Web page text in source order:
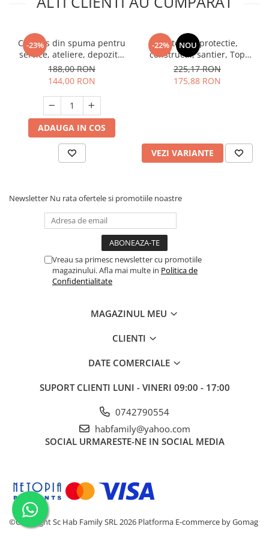
Unelte Gradinarit
Aparate de aer conditionat
Ventilatoare
Zootehnie
Incubatoare oua
-23%
Covoras din spuma pentru
service, ateliere, depozite,
2,36m lungime, Tolsen
188,00 RON
144,00 RON
ADAUGA IN COS
-22% NOU
Pantofi de protectie,
constructii, santier, Top
Master WSL1P
225,17 RON
175,88 RON
VEZI VARIANTE
Newsletter Nu rata ofertele si promotiile noastre
Vreau sa primesc newsletter cu promotiile
magazinului. Afla mai multe in Politica de
Confidentialitate
MAGAZINUL MEU
CLIENTI
DATE COMERCIALE
SUPORT CLIENTI LUNI - VINERI 09:00 - 17:00
0742790554
habfamily@yahoo.com
SOCIAL URMARESTE-NE IN SOCIAL MEDIA
©Copyright Sc Hab Family SRL 2026 Platforma E-commerce by Gomag